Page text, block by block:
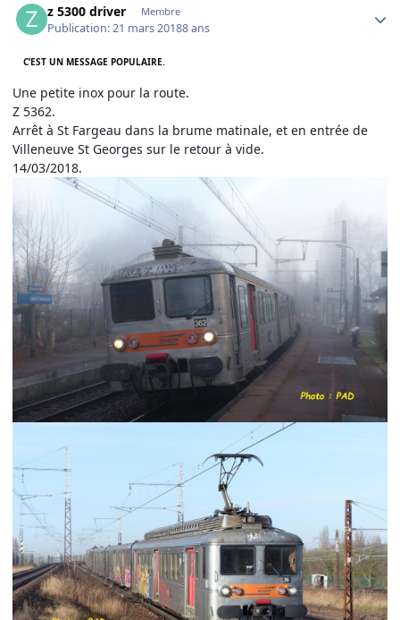
z 5300 driver Membre
Publication:21 mars 20188 ans
C’EST UN MESSAGE POPULAIRE.
Une petite inox pour la route.
Z 5362.
Arrêt à St Fargeau dans la brume matinale, et en entrée de
Villeneuve St Georges sur le retour à vide.
14/03/2018.